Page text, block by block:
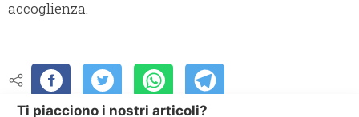
accoglienza.
Ti piacciono i nostri articoli?